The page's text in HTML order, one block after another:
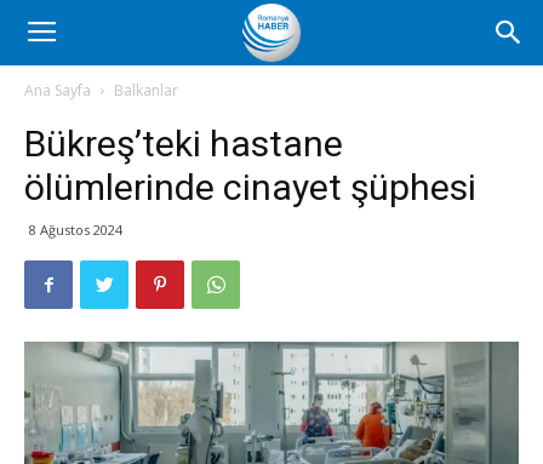
Romanya
Haber
Ana Sayfa Balkanlar
Bükreş’teki hastane
ölümlerinde cinayet şüphesi
8 Ağustos 2024